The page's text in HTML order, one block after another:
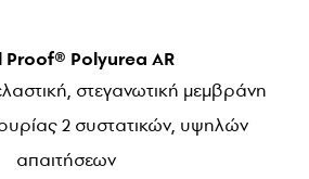
Proof® Polyurea AR
στεγανωτική μεμβράνη
2 συστατικών, υψηλών
απαιτήσεων